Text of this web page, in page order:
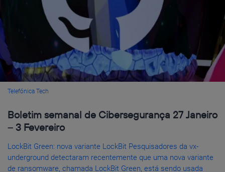
Telefónica Tech
Boletim semanal de Cibersegurança 27 Janeiro
– 3 Fevereiro
LockBit Green: nova variante LockBit Pesquisadores da vx-
underground detectaram recentemente que uma nova variante
de ransomware, chamada LockBit Green, está sendo usada